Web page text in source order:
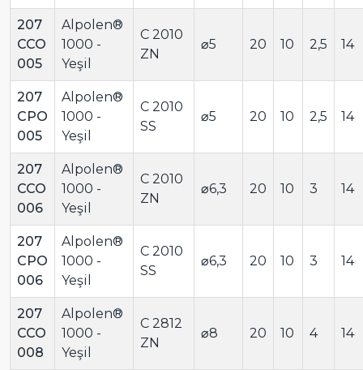
207
CCO
005
Alpolen®
1000 -
Yeşil
C 2010
ZN
⌀5 20 10 2,5 14
207
CPO
005
Alpolen®
1000 -
Yeşil
C 2010
SS
⌀5 20 10 2,5 14
207
CCO
006
Alpolen®
1000 -
Yeşil
C 2010
ZN
⌀6,3 20 10 3 14
207
CPO
006
Alpolen®
1000 -
Yeşil
C 2010
SS
⌀6,3 20 10 3 14
207
CCO
008
Alpolen®
1000 -
Yeşil
C 2812
ZN
⌀8 20 10 4 14